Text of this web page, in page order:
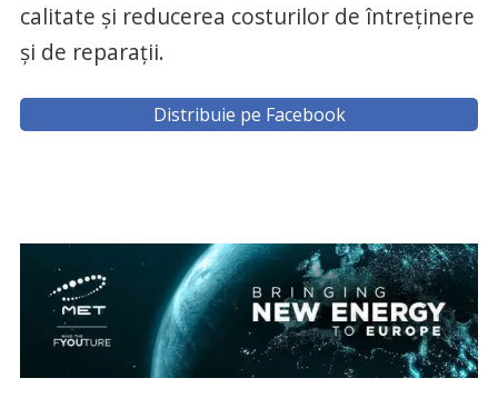
calitate şi reducerea costurilor de întreţinere
şi de reparaţii.
Distribuie pe Facebook